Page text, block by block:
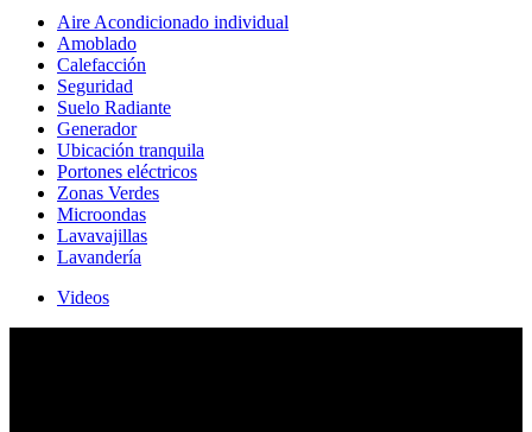
Aire Acondicionado individual
Amoblado
Calefacción
Seguridad
Suelo Radiante
Generador
Ubicación tranquila
Portones eléctricos
Zonas Verdes
Microondas
Lavavajillas
Lavandería
Videos